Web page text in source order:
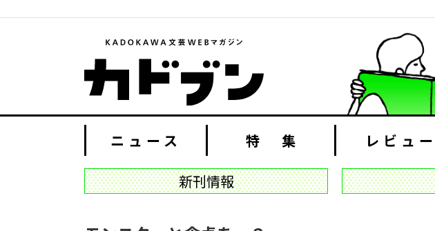
ニュース 特 集 レビュー
新刊情報